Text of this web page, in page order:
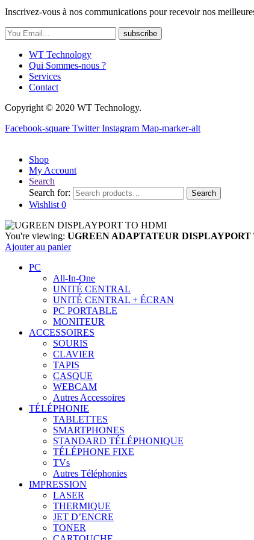
Inscrivez-vous à nos communications pour recevoir nos
subscribe
WT Technology
Qui Sommes-nous ?
Services
Contact
Copyright © 2020 WT Technology.
Facebook-square Twitter Instagram Map-marker-alt
Shop
My Account
Search
Search for:
Search
Wishlist 0
You're viewing: UGREEN ADAPTATEUR
Ajouter au panier
PC
All-In-One
UNITÉ CENTRAL
UNITÉ CENTRAL + ÉCRAN
PC PORTABLE
MONITEUR
ACCESSOIRES
SOURIS
CLAVIER
TAPIS
CASQUE
WEBCAM
Autres Accessoires
TÉLÉPHONIE
TABLETTES
SMARTPHONES
STANDARD TÉLÉPHONIQUE
TÉLÉPHONE FIXE
TVs
Autres Téléphonies
IMPRESSION
LASER
THERMIQUE
JET D’ENCRE
TONER